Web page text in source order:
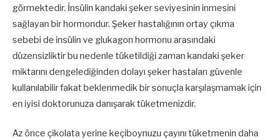
görmektedir. İnsülin kandaki şeker seviyesinin inmesini
sağlayan bir hormondur. Şeker hastalığının ortay çıkma
sebebi de insülin ve glukagon hormonu arasındaki
düzensizliktir bu nedenle tüketildiği zaman kandaki şeker
miktarını dengelediğinden dolayı şeker hastaları güvenle
kullanılabilir fakat beklenmedik bir sonuçla karşılaşmamak için
en iyisi doktorunuza danışarak tüketmenizdir.
Az önce çikolata yerine keçiboynuzu çayını tüketmenin daha